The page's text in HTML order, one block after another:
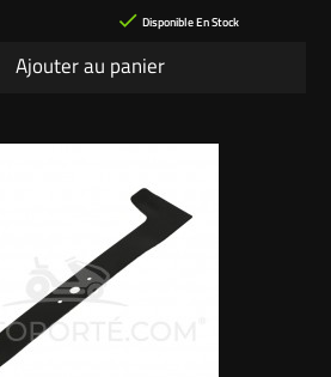
L'autoporté.com ®
 Disponible En Stock
Ajouter au panier